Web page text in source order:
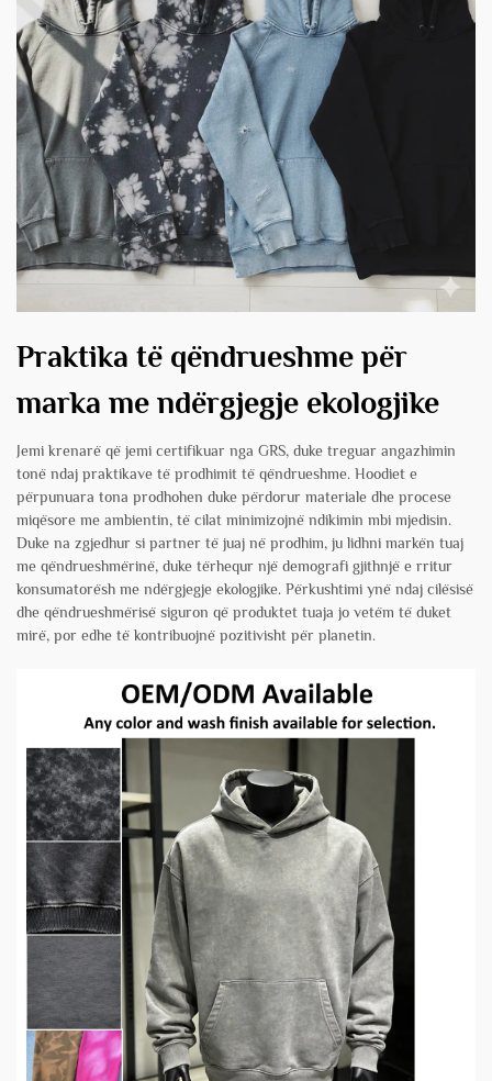
Praktika të qëndrueshme për
marka me ndërgjegje ekologjike
Jemi krenarë që jemi certifikuar nga GRS, duke treguar angazhimin
tonë ndaj praktikave të prodhimit të qëndrueshme. Hoodiet e
përpunuara tona prodhohen duke përdorur materiale dhe procese
miqësore me ambientin, të cilat minimizojnë ndikimin mbi mjedisin.
Duke na zgjedhur si partner të juaj në prodhim, ju lidhni markën tuaj
me qëndrueshmërinë, duke tërhequr një demografi gjithnjë e rritur
konsumatorësh me ndërgjegje ekologjike. Përkushtimi ynë ndaj cilësisë
dhe qëndrueshmërisë siguron që produktet tuaja jo vetëm të duket
mirë, por edhe të kontribuojnë pozitivisht për planetin.